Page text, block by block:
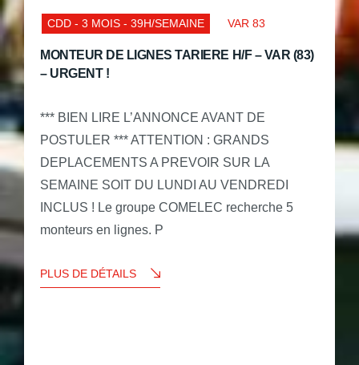
CDD - 3 MOIS - 39H/SEMAINE VAR 83
MONTEUR DE LIGNES TARIERE H/F – VAR (83)
– URGENT !
*** BIEN LIRE L’ANNONCE AVANT DE
POSTULER *** ATTENTION : GRANDS
DEPLACEMENTS A PREVOIR SUR LA
SEMAINE SOIT DU LUNDI AU VENDREDI
INCLUS ! Le groupe COMELEC recherche 5
monteurs en lignes. P
PLUS DE DÉTAILS